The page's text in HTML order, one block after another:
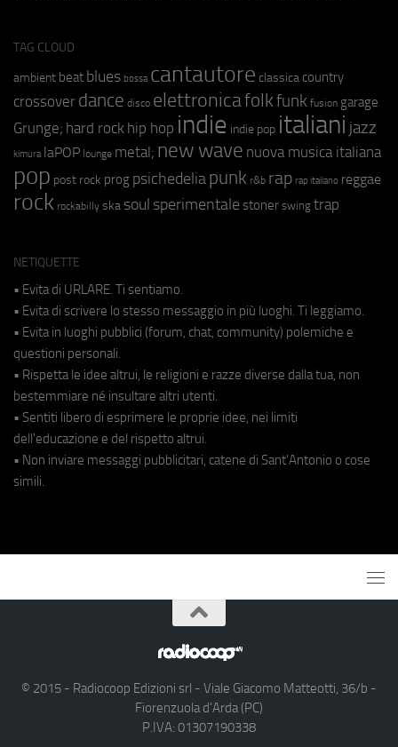
TAG CLOUD
ambient beat blues bossa cantautore classica country
crossover dance disco elettronicafolkfunk fusion garage
Grunge; hard rock hip hop indie indie pop italiani jazz
kimura laPOP lounge metal; new wave nuova musica italiana
pop post rock prog psichedeliapunk r&b rap rap italiano reggae
rock rockabilly ska soul sperimentale stoner swing trap
NETIQUETTE
• Evita di URLARE. Ti sentiamo.
• Evita di scrivere lo stesso messaggio in più luoghi. Ti leggiamo.
• Evita in luoghi pubblici (forum, chat, community) polemiche e
questioni personali.
• Rispetta le idee altrui, le religioni e razze diverse dalla tua, non
bestemmiare né insultare altri utenti.
• Sentiti libero di esprimere le proprie idee, nei limiti
dell'educazione e del rispetto altrui.
• Non inviare messaggi pubblicitari, catene di Sant'Antonio o cose
simili.
© 2015 - Radiocoop Edizioni srl - Viale Giacomo Matteotti, 36/b -
Fiorenzuola d'Arda (PC)
P.IVA: 01307190338